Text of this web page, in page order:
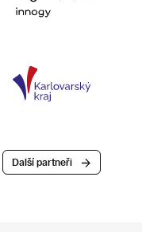
Další partneři